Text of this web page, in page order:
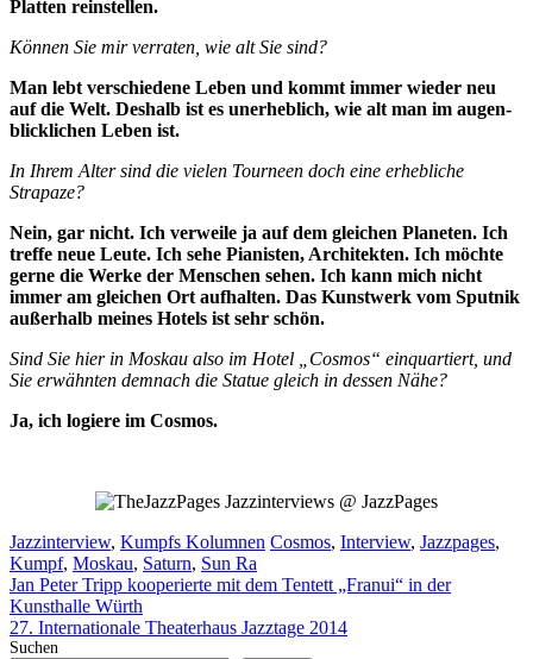
Platten reinstellen.
Können Sie mir verraten, wie alt Sie sind?
Man lebt verschiedene Leben und kommt immer wieder neu
auf die Welt. Deshalb ist es unerheblich, wie alt man im augen­
blicklichen Leben ist.
In Ihrem Alter sind die vielen Tourneen doch eine erhebliche
Strapaze?
Nein, gar nicht. Ich verweile ja auf dem gleichen Planeten. Ich
treffe neue Leute. Ich sehe Pianisten, Architekten. Ich möch­te
gerne die Werke der Menschen sehen. Ich kann mich nicht
immer am gleichen Ort aufhalten. Das Kunstwerk vom Sput­nik
außerhalb meines Hotels ist sehr schön.
Sind Sie hier in Moskau also im Hotel „Cosmos“ einquartiert, und
Sie erwähnten demnach die Statue gleich in dessen Nähe?
Ja, ich logiere im Cosmos.
Jazzinterviews @ JazzPages
Kategorien
Jazzinterview, Kumpfs Kolumnen Schlagwörter
Cosmos, Interview, Jazzpages,
Kumpf, Moskau, Saturn, Sun Ra
Jan Peter Tripp kooperierte mit dem Tentett „Franui“ in der
Kunsthalle Würth
27. Internationale Theaterhaus Jazztage 2014
Suchen